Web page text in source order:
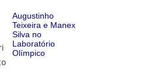
Augustinho
Teixeira e Manex
Silva no
Laboratório
Olímpico